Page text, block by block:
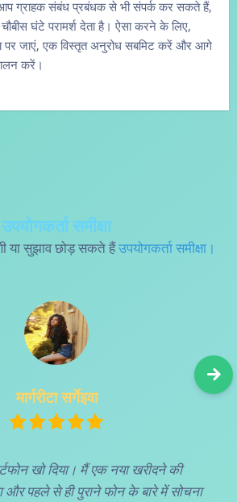
ग्राहक संबंध प्रबंधक से भी संपर्क कर सकते हैं,
घंटे परामर्श देता है। ऐसा करने के लिए,
पर जाएं, एक विस्तृत अनुरोध सबमिट करें और आगे
करें।
उपयोगकर्ता समीक्षा
या सुझाव छोड़ सकते हैंउपयोगकर्ता समीक्षा।
मार्गरीटा सर्गेइवा
खो दिया। मैं एक नया खरीदने की
और पहले से ही पुराने फोन के बारे में सोचना